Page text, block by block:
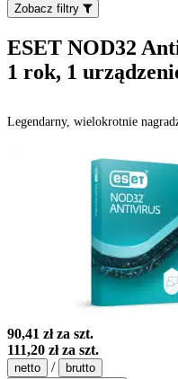
Zobacz filtry
ESET NOD32
1 rok, 1
Legendarny, wielokrotnie
90,41 złza szt.
111,20 złza szt.
netto /
brutto